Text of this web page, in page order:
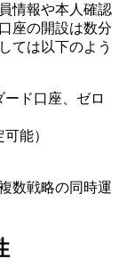
情報や本人確認
座の開設は数分
ては以下のよう
ド口座、ゼロ
能）
数戦略の同時運